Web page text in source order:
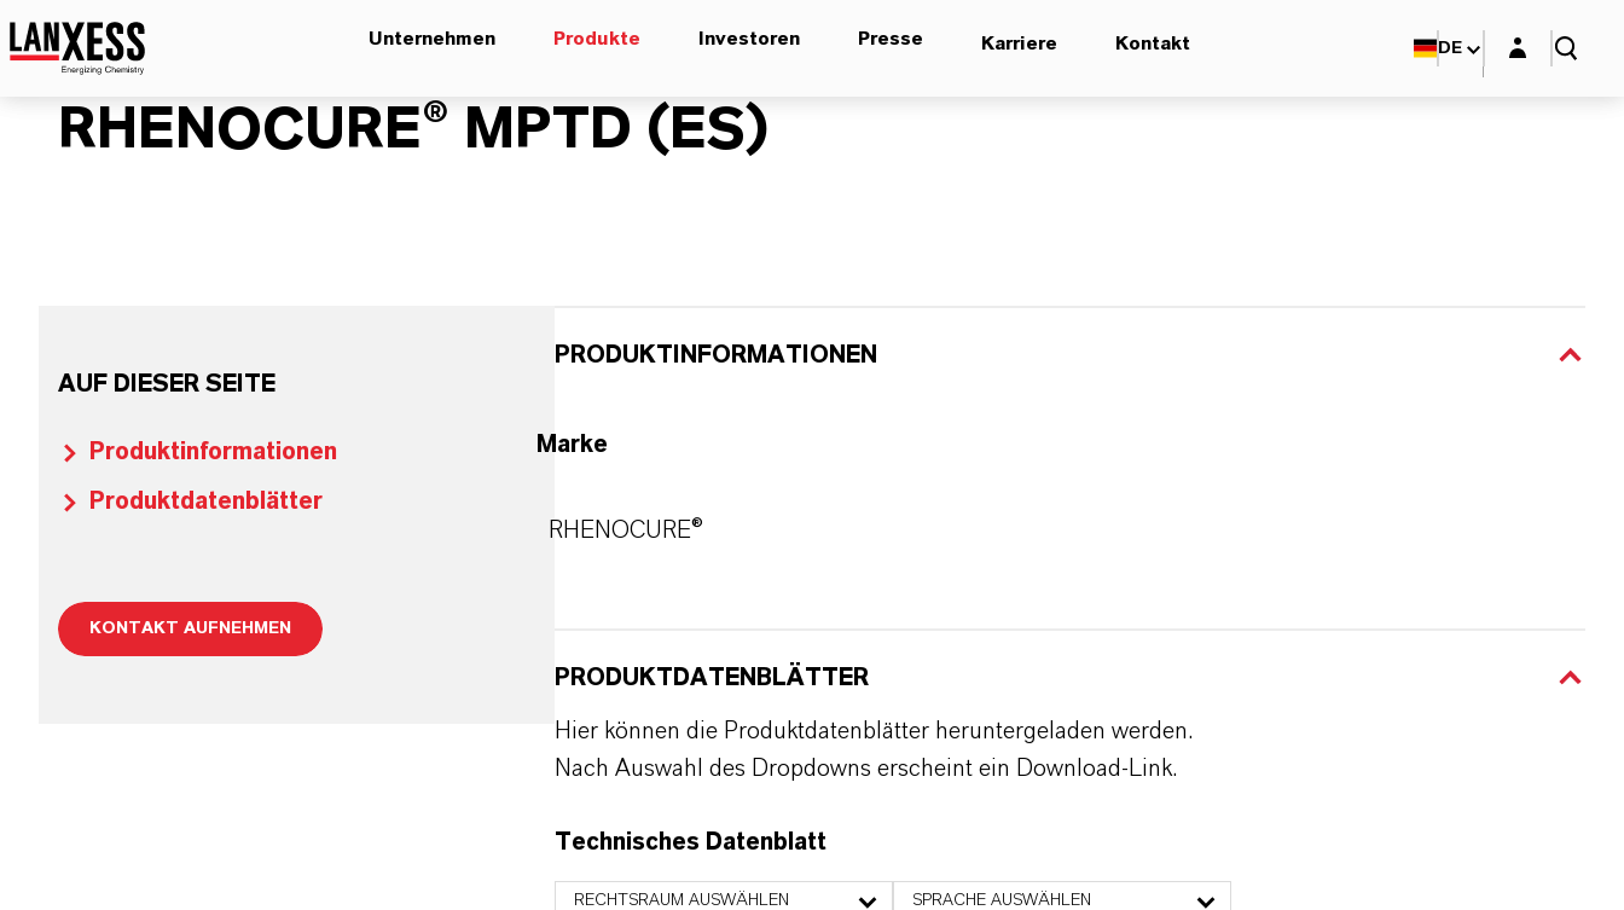
Unternehmen Produkte Investoren Presse Karriere Kontakt DE Login-Maske
RHENOCURE® MPTD (ES)
AUF DIESER SEITE
Produktinformationen
Produktdatenblätter
KONTAKT AUFNEHMEN
PRODUKTINFORMATIONEN
Marke
RHENOCURE®
PRODUKTDATENBLÄTTER
Hier können die Produktdatenblätter heruntergeladen werden.
Nach Auswahl des Dropdowns erscheint ein Download-Link.
Technisches Datenblatt
RECHTSRAUM AUSWÄHLEN SPRACHE AUSWÄHLEN